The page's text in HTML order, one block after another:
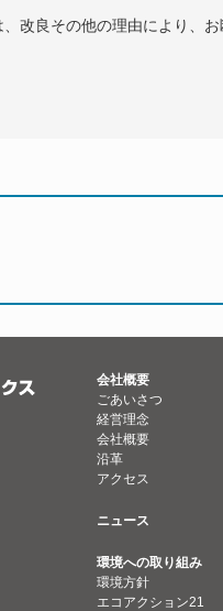
改良その他の理由により、
会社概要
ごあいさつ
経営理念
会社概要
沿革
アクセス
ニュース
環境への取り組み
環境方針
エコアクション21